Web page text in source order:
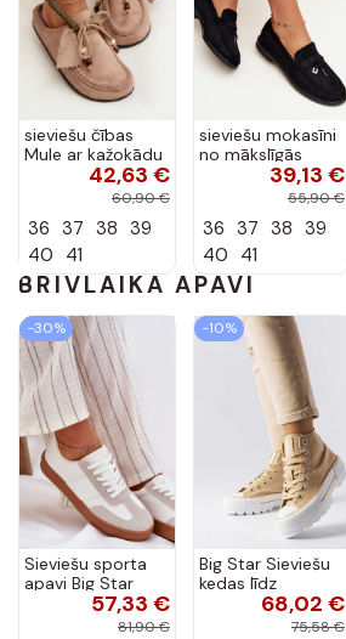
sieviešu čības
Mule ar kažokādu
smilšu krāsā Melia
42,63 €
60,90 €
36 37 38 39
40 41
sieviešu mokasīni
no mākslīgās
zamšā melnā
krāsā Raylie
39,13 €
55,90 €
36 37 38 39
40 41
BRĪVLAIKĀ APAVI
-30%
Sieviešu sporta
apavi Big Star
RR274804 baltā
57,33 €
81,90 €
-10%
Big Star Sieviešu
kedas līdz
potītēm68,02 €
75,58 €